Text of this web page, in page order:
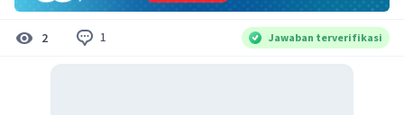
2 1 Jawaban terverifikasi